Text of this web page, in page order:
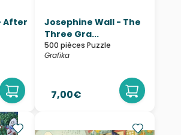
After
Josephine Wall - The
Three Gra...
500 pièces Puzzle
Grafika
7,00€